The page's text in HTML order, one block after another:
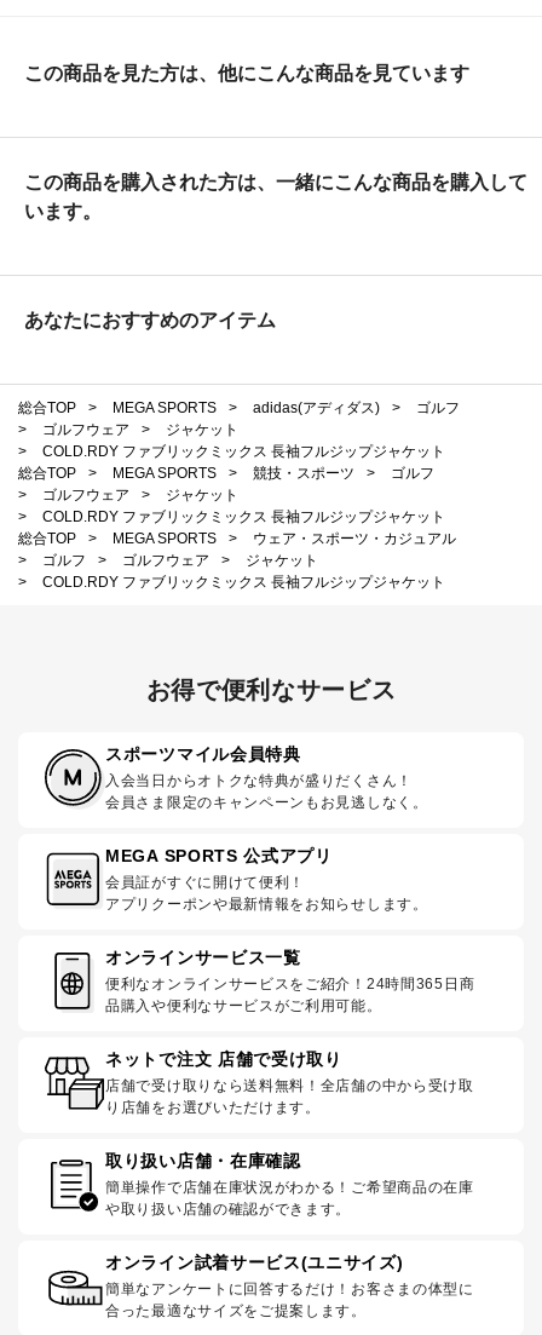
この商品を見た方は、他にこんな商品を見ています
この商品を購入された方は、一緒にこんな商品を購入して
います。
あなたにおすすめのアイテム
総合TOP > MEGA SPORTS > adidas(アディダス) >
ゴルフ
>
ゴルフウェア >
ジャケット
>
COLD.RDY ファブリックミックス 長袖フルジップジャケット
総合TOP
> MEGA SPORTS > 競技・スポーツ >
ゴルフ
>
ゴルフウェア >
ジャケット
>
COLD.RDY ファブリックミックス 長袖フルジップジャケット
総合TOP
> MEGA SPORTS >
ウェア・スポーツ・カジュアル
>
ゴルフ > ゴルフウェア >
ジャケット
>
COLD.RDY ファブリックミックス 長袖フルジップジャケット
お得で便利なサービス
スポーツマイル会員特典
入会当日からオトクな特典が盛りだくさん！
会員さま限定のキャンペーンもお見逃しなく。
MEGA SPORTS 公式アプリ
会員証がすぐに開けて便利！
アプリクーポンや最新情報をお知らせします。
オンラインサービス一覧
便利なオンラインサービスをご紹介！24時間365日商
品購入や便利なサービスがご利用可能。
ネットで注文 店舗で受け取り
店舗で受け取りなら送料無料！全店舗の中から受け取
り店舗をお選びいただけます。
取り扱い店舗・在庫確認
簡単操作で店舗在庫状況がわかる！ご希望商品の在庫
や取り扱い店舗の確認ができます。
オンライン試着サービス(ユニサイズ)
簡単なアンケートに回答するだけ！お客さまの体型に
合った最適なサイズをご提案します。